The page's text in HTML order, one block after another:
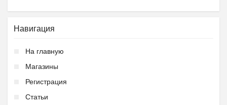
Навигация
На главную
Магазины
Регистрация
Статьи